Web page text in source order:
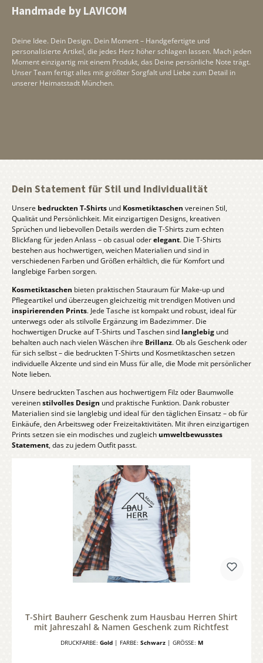
Handmade by LAVICOM
Deine Idee. Dein Design. Dein Moment – Handgefertigte und
personalisierte Artikel, die jedes Herz höher schlagen lassen. Mach jeden
Moment einzigartig mit einem Produkt, das Deine persönliche Note trägt.
Unser Team fertigt alles mit größter Sorgfalt und Liebe zum Detail in
unserer Heimatstadt München.
Dein Statement für Stil und Individualität
Unsere bedruckten T-Shirts und Kosmetiktaschen vereinen Stil,
Qualität und Persönlichkeit. Mit einzigartigen Designs, kreativen
Sprüchen und liebevollen Details werden die T-Shirts zum echten
Blickfang für jeden Anlass – ob casual oderelegant. Die T-Shirts
bestehen aus hochwertigen, weichen Materialien und sind in
verschiedenen Farben und Größen erhältlich, die für Komfort und
langlebige Farben sorgen.
Kosmetiktaschen bieten praktischen Stauraum für Make-up und
Pflegeartikel und überzeugen gleichzeitig mit trendigen Motiven und
inspirierenden Prints. Jede Tasche ist kompakt und robust, ideal für
unterwegs oder als stilvolle Ergänzung im Badezimmer. Die
hochwertigen Drucke auf T-Shirts und Taschen sind langlebig und
behalten auch nach vielen Wäschen ihre Brillanz. Ob als Geschenk oder
für sich selbst – die bedruckten T-Shirts und Kosmetiktaschen setzen
individuelle Akzente und sind ein Muss für alle, die Mode mit persönlicher
Note lieben.
Unsere bedruckten Taschen aus hochwertigem Filz oder Baumwolle
vereinenstilvolles Design und praktische Funktion. Dank robuster
Materialien sind sie langlebig und ideal für den täglichen Einsatz – ob für
Einkäufe, den Arbeitsweg oder Freizeitaktivitäten. Mit ihren einzigartigen
Prints setzen sie ein modisches und zugleichumweltbewusstes
Statement, das zu jedem Outfit passt.
T-Shirt Bauherr Geschenk zum Hausbau Herren Shirt
mit Jahreszahl & Namen Geschenk zum Richtfest
DRUCKFARBE: Gold | FARBE: Schwarz | GRÖSSE: M